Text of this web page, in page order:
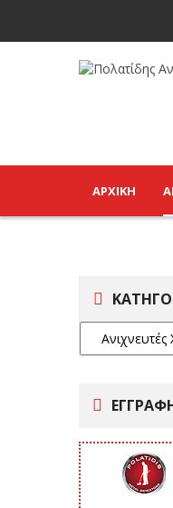
ΑΡΧΙΚΉ